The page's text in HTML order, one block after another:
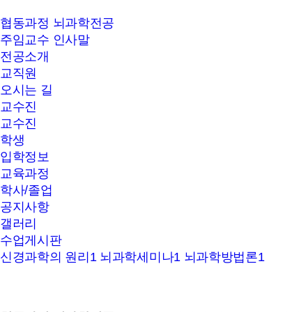
협동과정 뇌과학전공
주임교수 인사말
전공소개
교직원
오시는 길
교수진
교수진
학생
입학정보
교육과정
학사/졸업
공지사항
갤러리
수업게시판
신경과학의 원리1 뇌과학세미나1 뇌과학방법론1
뇌과학
협동과정